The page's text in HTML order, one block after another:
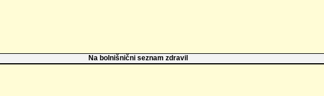
Na bolnišnični seznam zdravil